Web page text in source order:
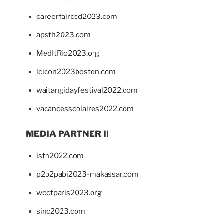
careerfaircsd2023.com
apsth2023.com
MedItRio2023.org
lcicon2023boston.com
waitangidayfestival2022.com
vacancesscolaires2022.com
MEDIA PARTNER II
isth2022.com
p2b2pabi2023-makassar.com
wocfparis2023.org
sinc2023.com